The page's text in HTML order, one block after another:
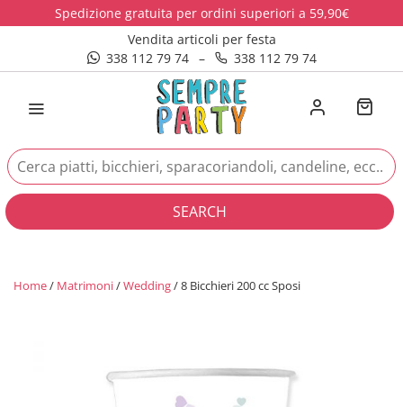
Spedizione gratuita per ordini superiori a 59,90€
Vendita articoli per festa
338 112 79 74
– 338 112 79 74
SEARCH
Home/ Matrimoni/Wedding/ 8 Bicchieri 200 cc Sposi